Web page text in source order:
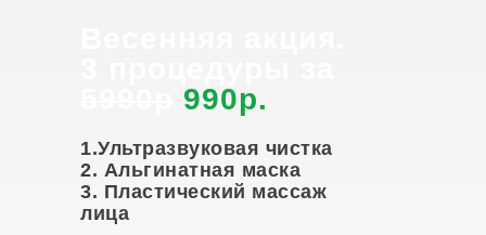
990р.
1.Ультразвуковая чистка
2. Альгинатная маска
3. Пластический массаж
лица